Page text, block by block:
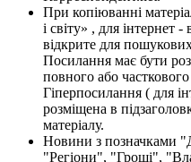
При копіюванні
і світу» , для інтернет
відкрите для
Посилання має бути
повного або
Гіперпосилання ( для
розміщена в
матеріалу.
Новини з позначками
"Регіони", "Гроші",